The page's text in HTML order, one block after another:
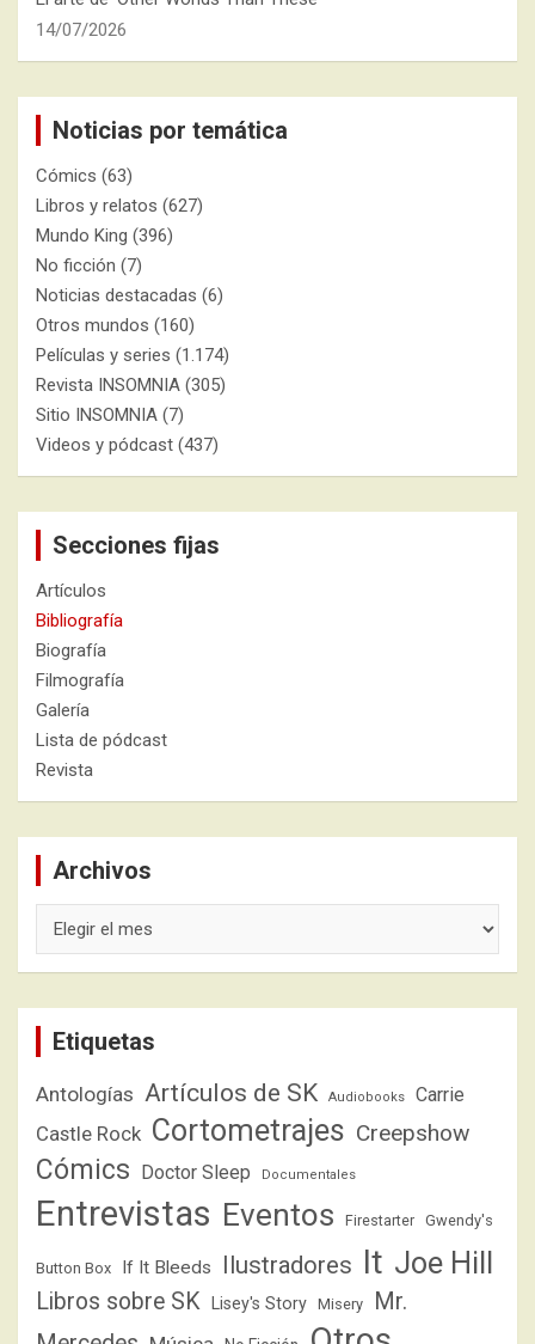
14/07/2026
Noticias por temática
Cómics (63)
Libros y relatos (627)
Mundo King (396)
No ficción (7)
Noticias destacadas (6)
Otros mundos (160)
Películas y series (1.174)
Revista INSOMNIA (305)
Sitio INSOMNIA (7)
Videos y pódcast (437)
Secciones fijas
Artículos
Bibliografía
Biografía
Filmografía
Galería
Lista de pódcast
Revista
Archivos
Etiquetas
Antologías Artículos de SK Audiobooks Carrie
Castle Rock Cortometrajes Creepshow
Cómics Doctor Sleep Documentales
Entrevistas Eventos Firestarter Gwendy's
Button Box If It Bleeds Ilustradores It Joe Hill
Libros sobre SK Lisey's Story Misery
Mr.